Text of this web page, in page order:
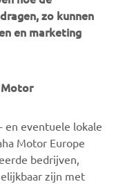
zo kunnen
en marketing
Motor
en eventuele lokale
Motor Europe
bedrijven,
zijn met